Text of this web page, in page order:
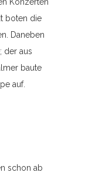
Konzerten
boten die
Daneben
der aus
baute
auf.
schon ab